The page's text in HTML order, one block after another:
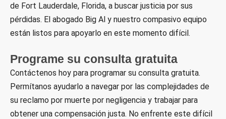
de Fort Lauderdale, Florida, a buscar justicia por sus
pérdidas. El abogado Big Al y nuestro compasivo equipo
están listos para apoyarlo en este momento difícil.
Programe su consulta gratuita
Contáctenos hoy para programar su consulta gratuita.
Permítanos ayudarlo a navegar por las complejidades de
su reclamo por muerte por negligencia y trabajar para
obtener una compensación justa. No enfrente este difícil